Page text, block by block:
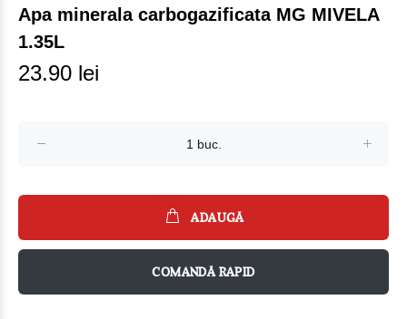
Apa minerala carbogazificata MG MIVELA
1.35L
23.90 lei
ADAUGĂ
COMANDĂ RAPID